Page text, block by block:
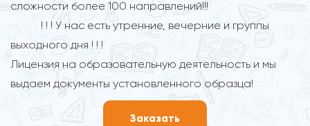
сложности более 100 направлений!!!
! ! ! У нас есть утренние, вечерние и группы
выходного дня ! ! !
Лицензия на образовательную деятельность и мы
выдаем документы установленного образца!
Заказать